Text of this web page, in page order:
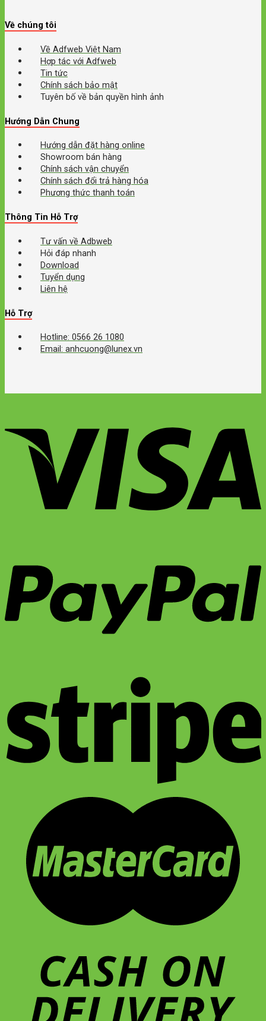
Về chúng tôi
Về Adfweb Việt Nam
Hợp tác với Adfweb
Tin tức
Chính sách bảo mật
Tuyên bố về bản quyền hình ảnh
Hướng Dẫn Chung
Hướng dẫn đặt hàng online
Showroom bán hàng
Chính sách vận chuyển
Chính sách đổi trả hàng hóa
Phương thức thanh toán
Thông Tin Hỗ Trợ
Tư vấn về Adbweb
Hỏi đáp nhanh
Download
Tuyển dụng
Liên hệ
Hỗ Trợ
Hotline: 0566 26 1080
Email: anhcuong@lunex.vn